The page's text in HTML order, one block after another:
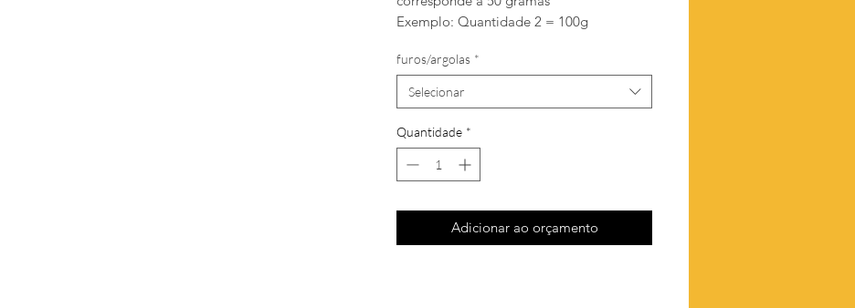
Exemplo: Quantidade 2 = 100g
furos/argolas *
Selecionar
Quantidade *
Adicionar ao orçamento